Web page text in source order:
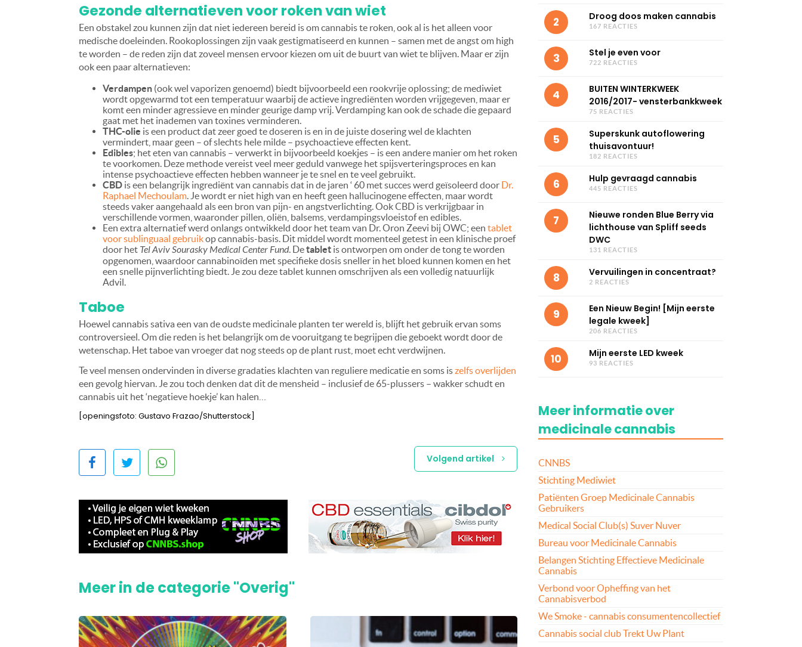
Gezonde alternatieven voor roken van wiet
Een obstakel zou kunnen zijn dat niet iedereen bereid is om cannabis te roken, ook al is het alleen voor
medische doeleinden. Rookoplossingen zijn vaak gestigmatiseerd en kunnen – samen met de angst om high
te worden – de reden zijn dat zoveel mensen ervoor kiezen om uit de buurt van wiet te blijven. Maar er zijn
ook een paar alternatieven:
Verdampen (ook wel vaporizen genoemd) biedt bijvoorbeeld een rookvrije oplossing; de mediwiet
wordt opgewarmd tot een temperatuur waarbij de actieve ingrediënten worden vrijgegeven, maar er
komt een minder agressieve en minder geurige damp vrij. Verdamping kan ook de schade die gepaard
gaat met het inademen van toxines verminderen.
THC-olie is een product dat zeer goed te doseren is en in de juiste dosering wel de klachten
vermindert, maar geen – of slechts hele milde – psychoactieve effecten kent.
Edibles; het eten van cannabis – verwerkt in bijvoorbeeld koekjes – is een andere manier om het roken
te voorkomen. Deze methode vereist veel meer geduld vanwege het spijsverteringsproces en kan
intense psychoactieve effecten hebben wanneer je te snel en te veel gebruikt.
CBD is een belangrijk ingrediënt van cannabis dat in de jaren ‘ 60 met succes werd geïsoleerd door Dr.
Raphael Mechoulam. Je wordt er niet high van en heeft geen hallucinogene effecten, maar wordt
steeds vaker aangehaald als een bron van pijn- en angstverlichting. Ook CBD is verkrijgbaar in
verschillende vormen, waaronder pillen, oliën, balsems, verdampingsvloeistof en edibles.
Een extra alternatief werd onlangs ontwikkeld door het team van Dr. Oron Zeevi bij OWC; een tablet
voor sublinguaal gebruikop cannabis-basis. Dit middel wordt momenteel getest in een klinische proef
door het Tel Aviv Sourasky Medical Center Fund. Detablet is ontworpen om onder de tong te worden
opgenomen, waardoor cannabinoïden met specifieke dosis sneller in het bloed kunnen komen en het
een snelle pijnverlichting biedt. Je zou deze tablet kunnen omschrijven als een volledig natuurlijk
Advil.
Taboe
Hoewel cannabis sativa een van de oudste medicinale planten ter wereld is, blijft het gebruik ervan soms
controversieel. Om die reden is het belangrijk om de vooruitgang te begrijpen die geboekt wordt door de
wetenschap. Het taboe van vroeger dat nog steeds op de plant rust, moet echt verdwijnen.
Te veel mensen ondervinden in diverse gradaties klachten van reguliere medicatie en soms iszelfs overlijden
een gevolg hiervan. Je zou toch denken dat dit de mensheid – inclusief de 65-plussers – wakker schudt en
cannabis uit het ‘negatieve hoekje’ kan halen…
[openingsfoto: Gustavo Frazao/Shutterstock]
Volgend artikel
Meer in de categorie "Overig"
2 Droog doos maken cannabis
167 REACTIES
3 Stel je even voor
722 REACTIES
4
BUITEN WINTERKWEEK
2016/2017- vensterbankkweek
75 REACTIES
5
Superskunk autoflowering
thuisavontuur!
182 REACTIES
6 Hulp gevraagd cannabis
445 REACTIES
7
Nieuwe ronden Blue Berry via
lichthouse van Spliff seeds
DWC
131 REACTIES
8 Vervuilingen in concentraat?
2 REACTIES
9
Een Nieuw Begin! [Mijn eerste
legale kweek]
206 REACTIES
10 Mijn eerste LED kweek
93 REACTIES
Meer informatie over
medicinale cannabis
CNNBS
Stichting Mediwiet
Patiënten Groep Medicinale Cannabis
Gebruikers
Medical Social Club(s) Suver Nuver
Bureau voor Medicinale Cannabis
Belangen Stichting Effectieve Medicinale
Cannabis
Verbond voor Opheffing van het
Cannabisverbod
We Smoke - cannabis consumentencollectief
Cannabis social club Trekt Uw Plant